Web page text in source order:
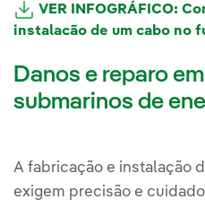
VER INFOGRÁFICO:
instalação de um cabo no
Danos e reparo
submarinos de
A fabricação e instalação
exigem precisão e